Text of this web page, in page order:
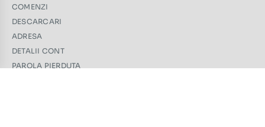
COMENZI
DESCARCARI
ADRESA
DETALII CONT
PAROLA PIERDUTA